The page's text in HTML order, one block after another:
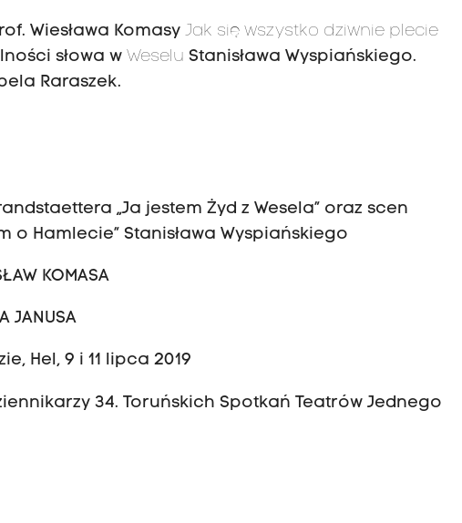
Wiesława KomasyJak się wszystko dziwnie plecie
słowa w WeseluStanisława Wyspiańskiego.
Raraszek.
„Ja jestem Żyd z Wesela” oraz scen
o Hamlecie” Stanisława Wyspiańskiego
KOMASA
JANUSA
Hel, 9 i 11 lipca 2019
34. Toruńskich Spotkań Teatrów Jednego